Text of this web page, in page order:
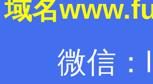
域名
微信